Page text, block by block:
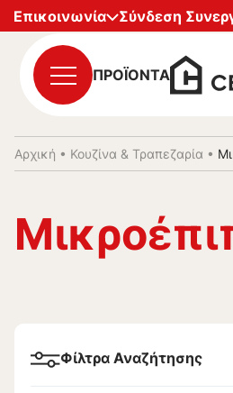
Επικοινωνία
Σύνδεση
ΠΡΟΪΟΝΤΑ
Αρχική • Κουζίνα & Τραπεζαρία •
Φίλτρα Αναζήτησης